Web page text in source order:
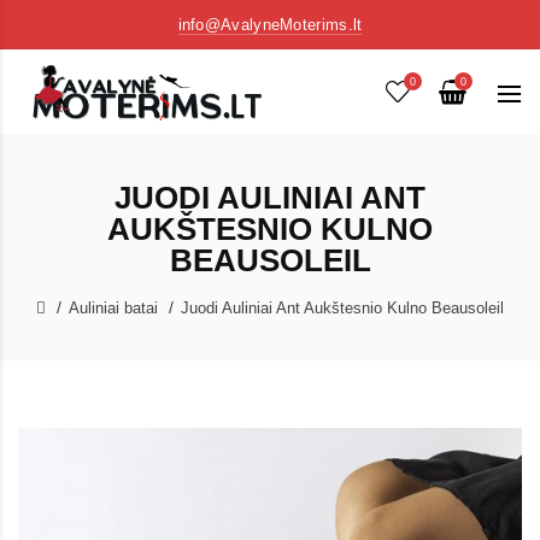
info@AvalyneMoterims.lt
0 0
JUODI AULINIAI ANT
AUKŠTESNIO KULNO
BEAUSOLEIL
Auliniai batai Juodi Auliniai Ant Aukštesnio Kulno Beausoleil